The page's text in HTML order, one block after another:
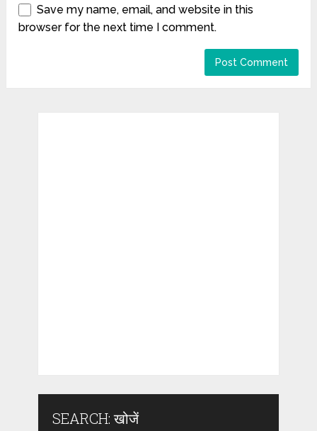
Save my name, email, and website in this
browser for the next time I comment.
SEARCH: खोजें